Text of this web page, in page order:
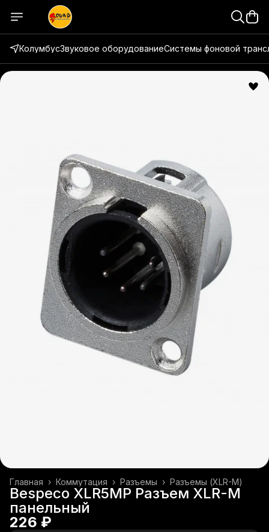
КолумбусЗвуковое оборудованиеСистемы фоновой
Разъемы (XLR-M)
Разъемы ›
Коммутация ›
Главная ›
Bespeco XLR5MP Разъем XLR-M
панельный
226 ₽